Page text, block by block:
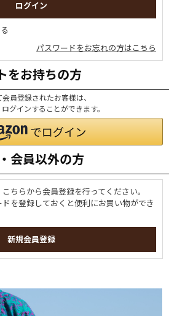
パスワードをお忘れの方はこちら
をお持ちの方
員登録されたお客様は、
グインすることができます。
会員以外の方
ちらから会員登録を行ってください。
を登録しておくと便利にお買い物ができ